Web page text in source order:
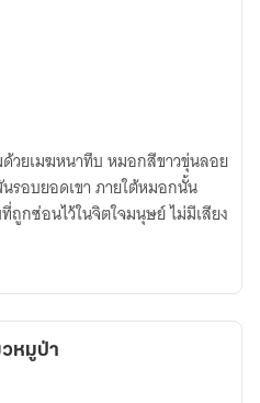
วยเมฆหนาทึบ หมอกสีขาวขุ่นลอย
รอบยอดเขา ภายใต้หมอกนั้น
กซ่อนไว้ในจิตใจมนุษย์ ไม่มีเสียง
วหมูป่า